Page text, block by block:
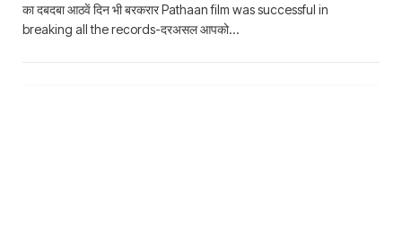
का दबदबा आठवें दिन भी बरकरार Pathaan film was successful in
breaking all the records-दरअसल आपको…